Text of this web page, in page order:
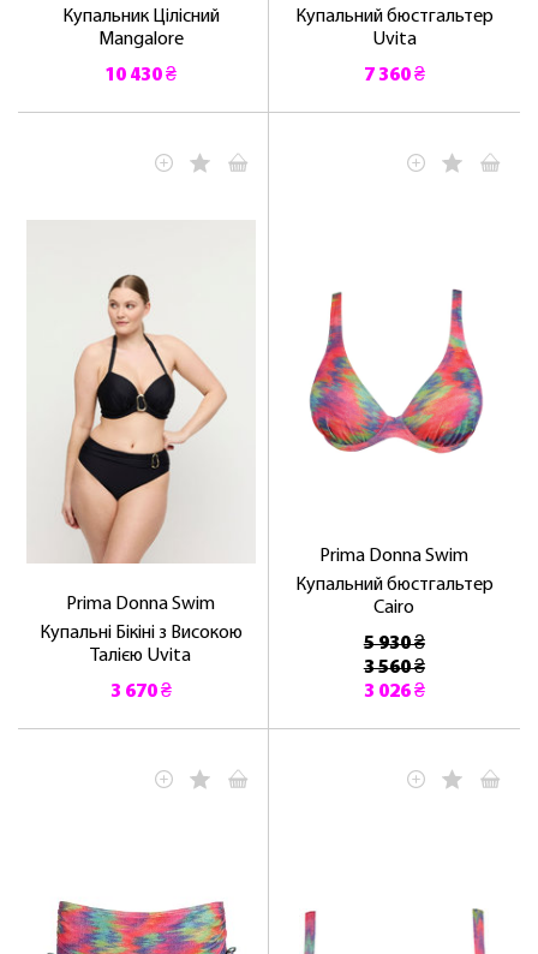
Купальник Цілісний
Mangalore
10 430 ₴
Купальний бюстгальтер
Uvita
7 360 ₴
Prima Donna Swim
Купальні Бікіні з Високою
Талією Uvita
3 670 ₴
Prima Donna Swim
Купальний бюстгальтер
Cairo
5 930 ₴
3 560 ₴
3 026 ₴